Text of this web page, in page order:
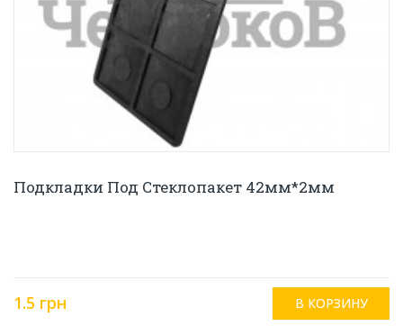
Подкладки Под Стеклопакет 42мм*2мм
1.5 грн